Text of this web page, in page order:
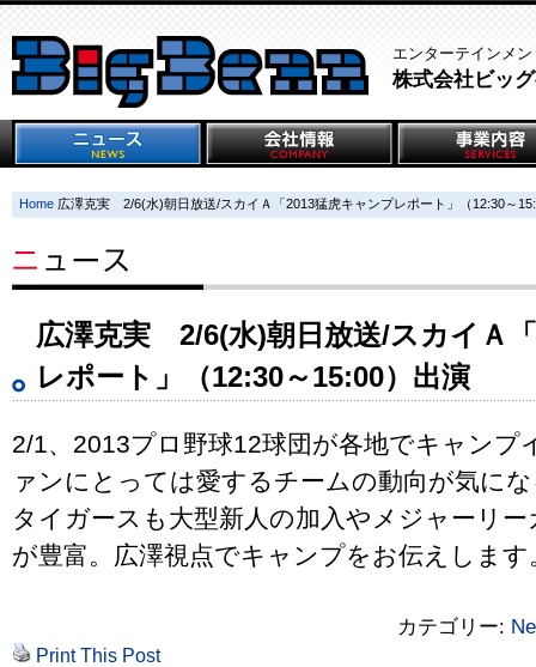
エンターテインメ
株式会社ビッ
Home 広澤克実 2/6(水)朝日放送/スカイＡ「2013猛虎キャンプレポート」（12:30～
広澤克実 2/6(水)朝日放送/スカイＡ
レポート」（12:30～15:00）出演
2/1、2013プロ野球12球団が各地でキャンプ
ァンにとっては愛するチームの動向が気に
タイガースも大型新人の加入やメジャーリ
が豊富。広澤視点でキャンプをお伝えしま
カテゴリー:
Print This Post